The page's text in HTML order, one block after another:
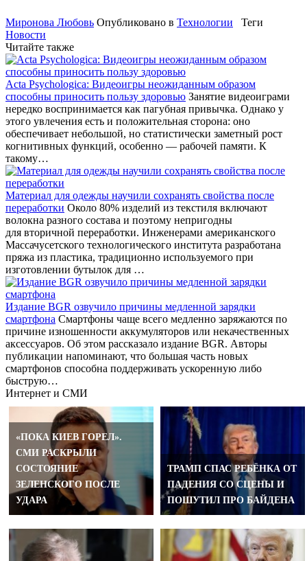
Миронова Любовь Опубликовано в Технологии Теги
Новости
Читайте также
Acta Psychologica: Видеоигры неожиданным образом
способны приносить пользу здоровью Занятие видеоиграми
нередко воспринимается как пагубная привычка. Однако у
этого увлечения есть и положительная сторона: оно
обеспечивает небольшой, но статистически заметный рост
когнитивных функций, особенно — рабочей памяти. К
такому…
Материал для одежды научили сохранять свойства после
переработки Около 80% изделий из текстиля включают
волокна разного состава и поэтому непригодны
для вторичной переработки. Инженерами американского
Массачусетского технологического института разработана
пряжа из пластика, традиционно используемого при
изготовлении бутылок для …
Издание BGR озвучило причины медленной зарядки
смартфона Смартфоны чаще всего медленно заряжаются по
причине изношенности аккумуляторов или некачественных
аксессуаров. Об этом рассказало издание BGR. Авторы
публикации напоминают, что большая часть новых
смартфонов способна поддерживать ускоренную либо
быструю…
Интернет и СМИ
«ПОКА КИЕВ ГОРЕЛ».
СМИ РАСКРЫЛИ
СОСТОЯНИЕ
ЗЕЛЕНСКОГО ПОСЛЕ
УДАРА
ТРАМП СПАС РЕБЁНКА ОТ
ПАДЕНИЯ СО СЦЕНЫ И
ПОШУТИЛ ПРО БАЙДЕНА